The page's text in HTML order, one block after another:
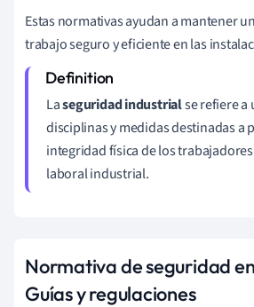
Estas normativas ayudan a mantener
trabajo seguro y eficiente en las
Laseguridad industrialse refiere a
disciplinas y medidas destinadas a
integridad física de los
laboral industrial.
Normativa de seguridad
Guías y regulaciones